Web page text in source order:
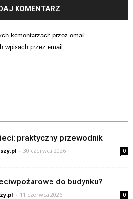
komentarzach przez email.
wpisach przez email.
praktyczny przewodnik
- 30 czerwca 2026 0
do budynku?
- 11 czerwca 2026 0